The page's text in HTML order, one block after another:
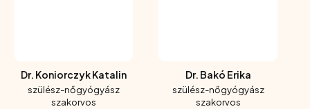
Dr. Koniorczyk Katalin
szülész-nőgyógyász
szakorvos
Dr. Bakó Erika
szülész-nőgyógyász
szakorvos